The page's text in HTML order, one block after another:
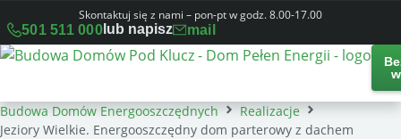
Skontaktuj się z nami – pon-pt w godz. 8.00-17.00
501 511 000lub napisz mail
Budowa Domów Energooszczędnych
Realizacje
Jeziory Wielkie. Energooszczędny dom parterowy z dachem